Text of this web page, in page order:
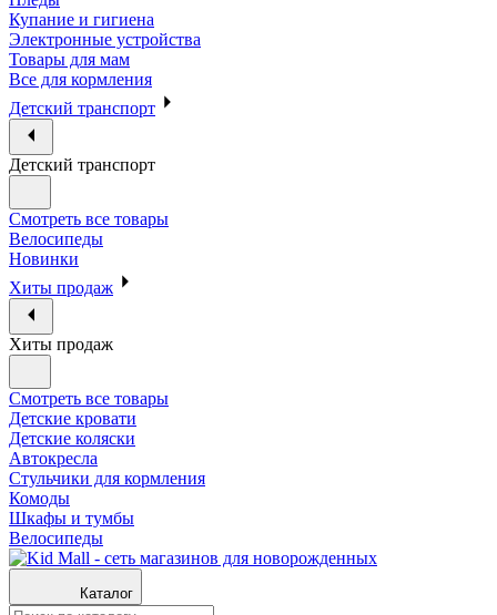
Купание и гигиена
Электронные устройства
Товары для мам
Все для кормления
Детский транспорт
Детский транспорт
Смотреть все товары
Велосипеды
Новинки
Хиты продаж
Хиты продаж
Смотреть все товары
Детские кровати
Детские коляски
Автокресла
Стульчики для кормления
Комоды
Шкафы и тумбы
Велосипеды
Каталог